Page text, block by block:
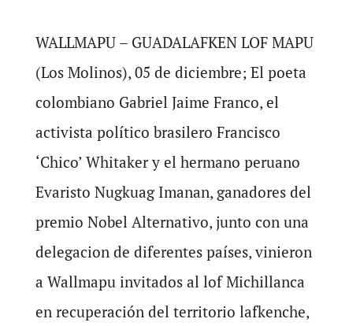
WALLMAPU – GUADALAFKEN LOF MAPU
(Los Molinos), 05 de diciembre; El poeta
colombiano Gabriel Jaime Franco, el
activista político brasilero Francisco
‘Chico’ Whitaker y el hermano peruano
Evaristo Nugkuag Imanan, ganadores del
premio Nobel Alternativo, junto con una
delegacion de diferentes países, vinieron
a Wallmapu invitados al lof Michillanca
en recuperación del territorio lafkenche,